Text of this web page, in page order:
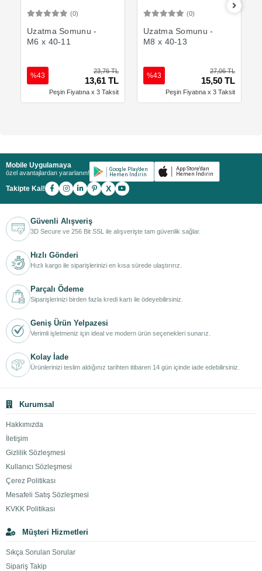
(0)
Uzatma Somunu -
M6 x 40-11
23,76 TL
13,61 TL
%43
Peşin Fiyatına x 3 Taksit
(0)
Uzatma Somunu -
M8 x 40-13
27,06 TL
15,50 TL
%43
Peşin Fiyatına x 3 Taksit
Mobile Uygulamaya
özel avantajlardan yararlanın!
Takipte Kal! X
Güvenli Alışveriş
3D Secure ve 256 Bit SSL ile alışverişte tam güvenlik sağlar.
Hızlı Gönderi
Hızlı kargo ile siparişlerinizi en kısa sürede ulaştırırız.
Parçalı Ödeme
Siparişlerinizi birden fazla kredi kartı ile ödeyebilirsiniz.
Geniş Ürün Yelpazesi
Verimli işletmeniz için ideal ve modern ürün seçenekleri sunarız.
Kolay İade
Ürünlerinizi teslim aldığınız tarihten itibaren 14 gün içinde iade edebilirsiniz.
Kurumsal
Hakkımızda
İletişim
Gizlilik Sözleşmesi
Kullanıcı Sözleşmesi
Çerez Politikası
Mesafeli Satış Sözleşmesi
KVKK Politikası
Müşteri Hizmetleri
Sıkça Sorulan Sorular
Sipariş Takip